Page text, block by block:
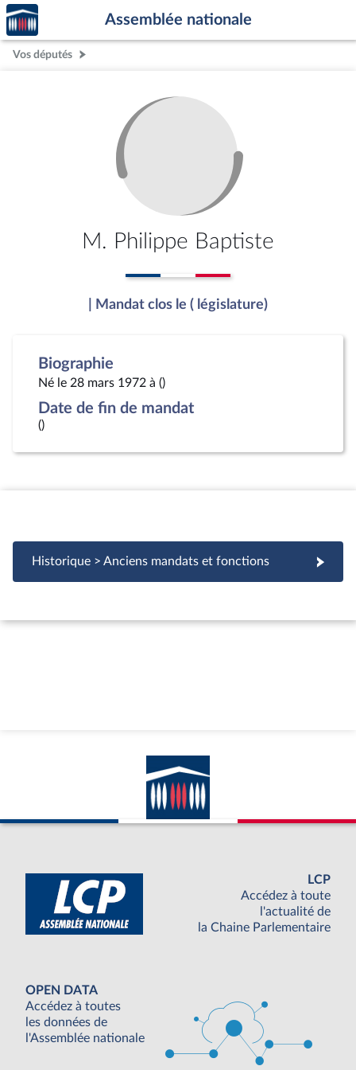
Aller au contenu
Aller en bas de la page
Accèder
à la
page
d'accueil
Assemblée nationale
Vos députés
M. Philippe Baptiste
| Mandat clos le ( législature)
Biographie
Né le 28 mars 1972 à ()
Date de fin de mandat
()
Historique > Anciens mandats et fonctions
LCP
Accédez à toute
l'actualité de
la Chaine Parlementaire
OPEN DATA
Accédez à toutes
les données de
l'Assemblée nationale